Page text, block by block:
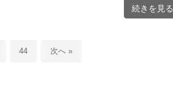
続きを見る
44 次へ »